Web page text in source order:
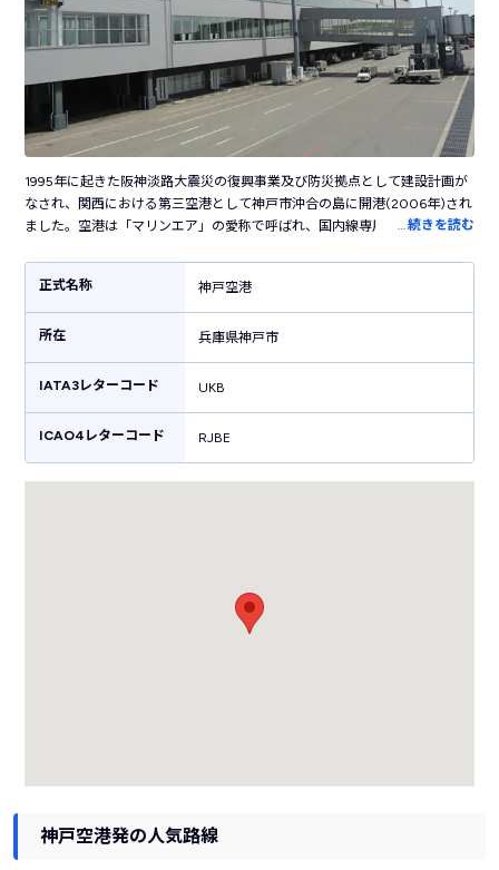
1995年に起きた阪神淡路大震災の復興事業及び防災拠点として建設計画が
なされ、関西における第三空港として神戸市沖合の島に開港(2006年)され
ました。空港は「マリンエア」の愛称で呼ばれ、国内線専用空港として運
途に国際線定期便の就航を目指しており、主に近隣アジア方面への航路が
増便される計画となっています。関西の主要都市として発展している神戸
市中心部へのアクセスが容易な点も大きな特徴で、三宮~神戸空港間の所要
時間は電車で約18分でアクセスすることが可能です。大阪の2空港と比較す
ると規模は小さな空港ではありつつ、主要駅からのアクセスの良さは神戸
空港の大きな魅力となっています。
続きを読む
正式名称 神戸空港
所在 兵庫県神戸市
IATA3レターコード UKB
ICAO4レターコード RJBE
神戸空港発の人気路線